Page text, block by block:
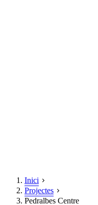
Inici
Projectes
Pedralbes Centre